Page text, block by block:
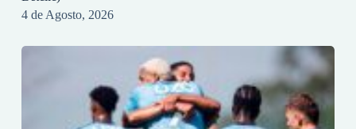
4 de Agosto, 2026